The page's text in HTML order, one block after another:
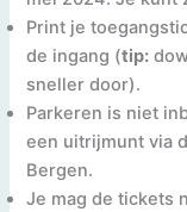
Print je
de ingang (tip:
sneller door).
Parkeren is niet
een uitrijmunt via
Bergen.
Je mag de tickets